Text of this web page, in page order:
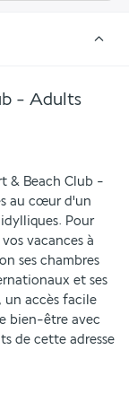
- Adults
& Beach Club -
au cœur d'un
Pour
vacances à
ses chambres
et ses
un accès facile
bien-être avec
de cette adresse